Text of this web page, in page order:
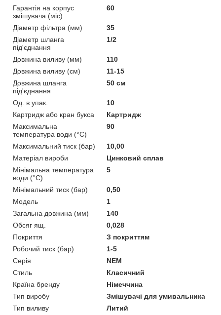
Гарантія на корпус
змішувача (міс)
60
Діаметр фільтра (мм)
35
Діаметр шланга
під'єднання
1/2
Довжина виливу (мм)
110
Довжина виливу (см)
11-15
Довжина шланга
під'єднання
50 см
Од. в упак.
10
Картридж або кран букса
Картридж
Максимальна
температура води (°C)
90
Максимальний тиск (бар)
10,00
Матеріал вироби
Цинковий сплав
Мінімальна температура
води (°C)
5
Мінімальний тиск (бар)
0,50
Мoдель
1
Загальна довжина (мм)
140
Обсяг ящ.
0,028
Покриття
З покриттям
Робочий тиск (бар)
1-5
Серія
NEM
Стиль
Класичний
Країна бренду
Німеччина
Тип виробу
Змішувачі для умивальника
Тип виливу
Литий